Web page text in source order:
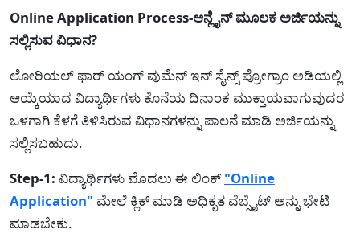
Online Application Process-ಆನ್ಲೈನ್ ಮೂಲಕ ಅರ್ಜಿಯನ್ನು
ಸಲ್ಲಿಸುವ ವಿಧಾನ?
ಲೋರಿಯಲ್ ಫಾರ್ ಯಂಗ್ ವುಮೆನ್ ಇನ್ ಸೈನ್ಸ್ ಪ್ರೋಗ್ರಾಂ ಅಡಿಯಲ್ಲಿ
ಆಯ್ಕೆಯಾದ ವಿದ್ಯಾರ್ಥಿಗಳು ಕೊನೆಯ ದಿನಾಂಕ ಮುಕ್ತಾಯವಾಗುವುದರ
ಒಳಗಾಗಿ ಕೆಳಗೆ ತಿಳಿಸಿರುವ ವಿಧಾನಗಳನ್ನು ಪಾಲನೆ ಮಾಡಿ ಅರ್ಜಿಯನ್ನು
ಸಲ್ಲಿಸಬಹುದು.
Step-1: ವಿದ್ಯಾರ್ಥಿಗಳು ಮೊದಲು ಈ ಲಿಂಕ್ "Online
Application" ಮೇಲೆ ಕ್ಲಿಕ್ ಮಾಡಿ ಅಧಿಕೃತ ವೆಬ್ಸೈಟ್ ಅನ್ನು ಭೇಟಿ
ಮಾಡಬೇಕು.